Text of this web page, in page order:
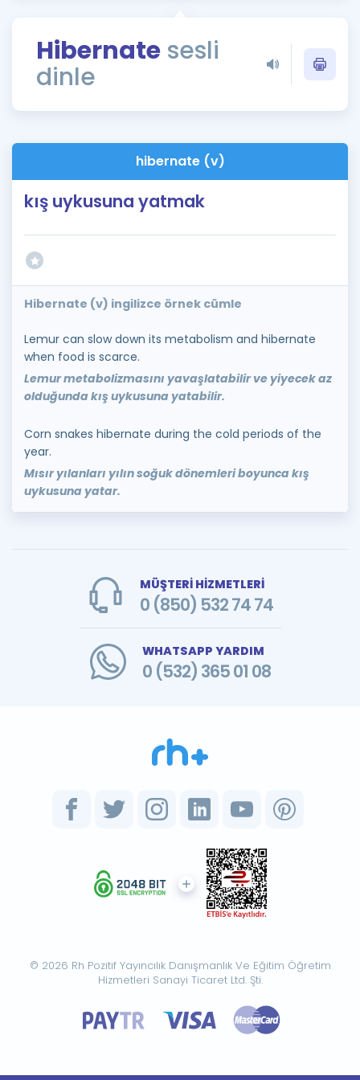
Rehberlik Aracı
ÖSYM Sınav Takvimi
İngilizce Gramer
Hibernate sesli
dinle
hibernate (v)
kış uykusuna yatmak
Hibernate (v) ingilizce örnek cümle
Lemur can slow down its metabolism and hibernate
when food is scarce.
Lemur metabolizmasını yavaşlatabilir ve yiyecek az
olduğunda kış uykusuna yatabilir.
Corn snakes hibernate during the cold periods of the
year.
Mısır yılanları yılın soğuk dönemleri boyunca kış
uykusuna yatar.
MÜŞTERİ HİZMETLERİ
0 (850) 532 74 74
WHATSAPP YARDIM
0 (532) 365 01 08
© 2026 Rh Pozitif Yayıncılık Danışmanlık Ve Eğitim Öğretim
Hizmetleri Sanayi Ticaret Ltd. Şti.